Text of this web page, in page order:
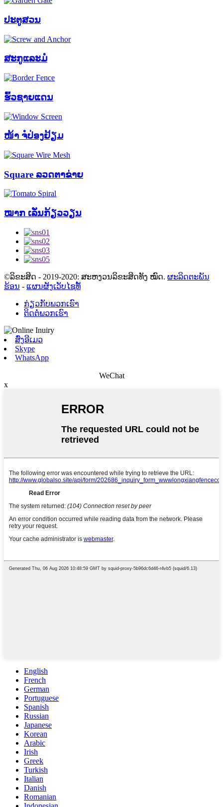
ປະຕູສວນ
ສະກູແລະມໍ
ຮົ້ວຊາຍແດນ
ໜ້າ ຈໍປ່ອງຢ້ຽມ
Square ລວດຕາຂ່າຍ
ໝາກ ເລັ່ນກ້ຽວວຽນ
©ລິຂະສິດ - 2019-2020: ສະຫງວນລິຂະສິດທັງ ໝົດ. ຜະລິດຕະພັນ
ຮ້ອນ - ແຜນຜັງເວັບໄຊທ໌້
ກ່ຽວ​ກັບ​ພວກ​ເຮົາ
ຕິດ​ຕໍ່​ພວກ​ເຮົາ
ສົ່ງອີເມວ
Skype
WhatsApp
WeChat
x
English
French
German
Portuguese
Spanish
Russian
Japanese
Korean
Arabic
Irish
Greek
Turkish
Italian
Danish
Romanian